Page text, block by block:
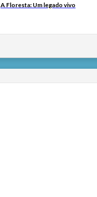
A Floresta: Um legado vivo